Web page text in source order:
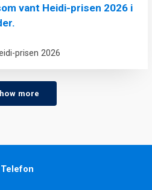
vant Heidi-prisen 2026 i
prisen 2026
more
Telefon